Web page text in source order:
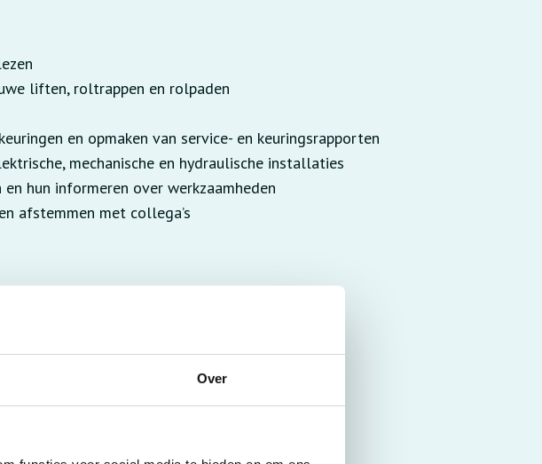
Over
liften, roltrappen en rolpaden
en opmaken van service- en keuringsrapporten
mechanische en hydraulische installaties
hun informeren over werkzaamheden
afstemmen met collega’s
dag is anders, je weet nooit waar je terechtkomt)
deadlines te halen)